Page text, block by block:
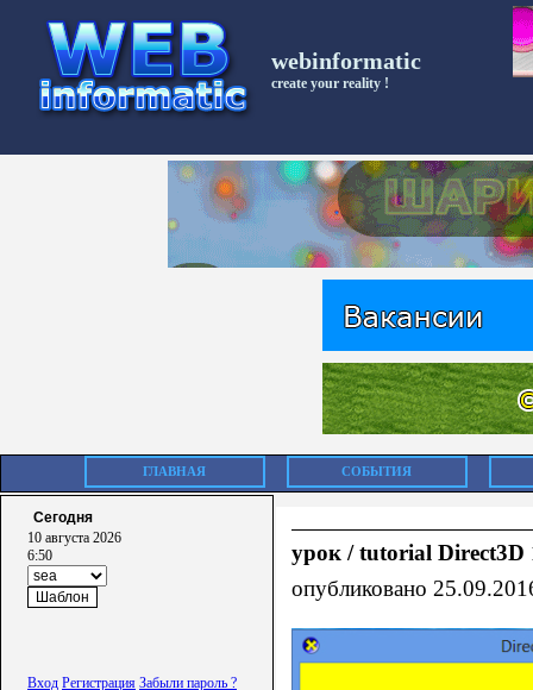
webinformatic
create your reality !
ГЛАВНАЯ СОБЫТИЯ
Сегодня
10 августа 2026
6:50
Вход Регистрация Забыли пароль ?
урок / tutorial
опубликовано